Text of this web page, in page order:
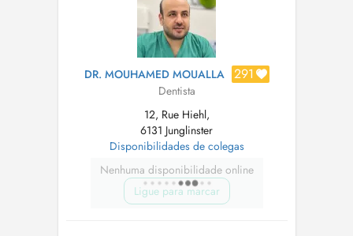
DR. MOUHAMED MOUALLA 291
Dentista
12, Rue Hiehl,
6131 Junglinster
Disponibilidades de colegas
Nenhuma disponibilidade online
Ligue para marcar